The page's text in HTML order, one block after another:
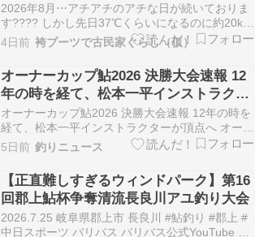
2026年8月⋯アチアチのアチな日が続いておりま
す???? しかし先日37℃くらいになるのに約20km
歩いてしまいました。 免許センターが駅から遠い
のが悪いッ！ 普通に歩いてもそんな距離になら
んだろ????️ 周辺の名所や神社仏閣の残党狩り、
電車代節約、カロリー消費を兼ねて歩…
4日前 袴ブーツで古民家ぐらし（仮）
オーナーカップ鮎2026 決勝大会速報 12
年の時を経て、松本一平インストラクタ
ーが頂点へ オーナーカップ鮎2026決勝
大会 主催…株式会社 オーナーばり 協
賛…株式会社 G-7ホールディングス 日
オーナーカップ鮎2026 決勝大会速報 12年の時を
経て、松本一平インストラクターが頂点へ オーナ
ーカップ鮎2026決勝大会 主催…株式会社 オーナ
ーばり 協賛…株式会社 G-7ホールディングス 日
時…2026年7月31日（金）～8月1日（土） 場
所…岐阜県馬瀬川 7 月31日…
5日前 釣りニュース
【正直難しすぎるウィンドパーク】第16
回郡上鮎杯争奪清流長良川アユ釣り大会
2026.7.25 岐阜県郡上市 長良川 #鮎釣り #郡上 #
中日スポーツ バリバス バリバス公式YouTube ヤ